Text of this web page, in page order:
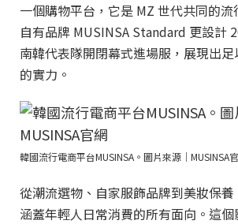
一個購物平台，它是 MZ 世代共同的
自有品牌 MUSINSA Standard 更設計
南韓代表隊開閉幕式進場服，展現出
的實力。
韓國流行電商平台MUSINSA。圖片來源｜MUSINSA
從潮流選物、自家服飾品牌到美妝保
涵蓋年輕人日常消費的所有面向。這